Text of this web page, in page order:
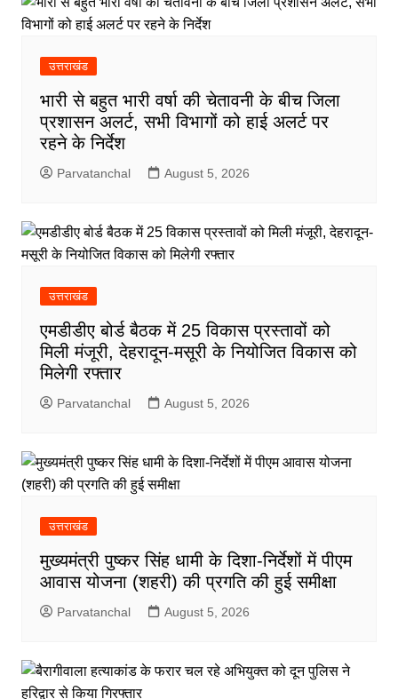
उत्तराखंड
भारी से बहुत भारी वर्षा की चेतावनी के बीच जिला
प्रशासन अलर्ट, सभी विभागों को हाई अलर्ट पर
रहने के निर्देश
Parvatanchal August 5, 2026
उत्तराखंड
एमडीडीए बोर्ड बैठक में 25 विकास प्रस्तावों को
मिली मंजूरी, देहरादून-मसूरी के नियोजित विकास को
मिलेगी रफ्तार
Parvatanchal August 5, 2026
उत्तराखंड
मुख्यमंत्री पुष्कर सिंह धामी के दिशा-निर्देशों में पीएम
आवास योजना (शहरी) की प्रगति की हुई समीक्षा
Parvatanchal August 5, 2026